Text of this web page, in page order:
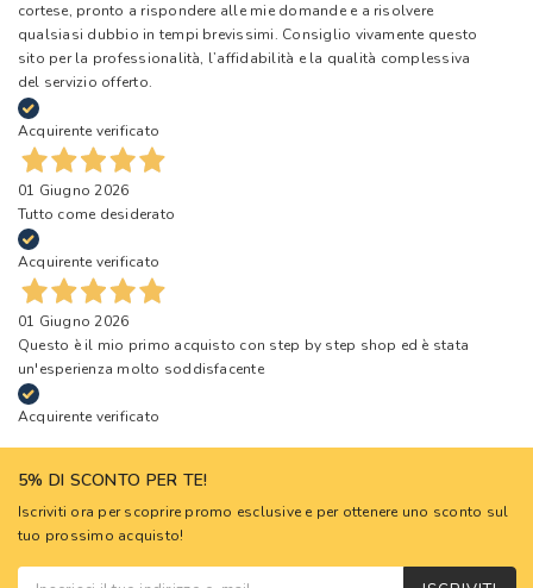
cortese, pronto a rispondere alle mie domande e a risolvere
qualsiasi dubbio in tempi brevissimi. Consiglio vivamente questo
sito per la professionalità, l’affidabilità e la qualità complessiva
del servizio offerto.
Acquirente verificato
01 Giugno 2026
Tutto come desiderato
Acquirente verificato
01 Giugno 2026
Questo è il mio primo acquisto con step by step shop ed è stata
un'esperienza molto soddisfacente
Acquirente verificato
5% DI SCONTO PER TE!
Iscriviti ora per scoprire promo esclusive e per ottenere uno sconto sul
tuo prossimo acquisto!